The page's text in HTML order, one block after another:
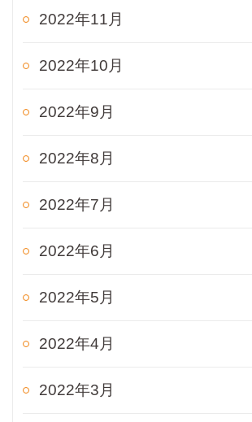
2022年11月
2022年10月
2022年9月
2022年8月
2022年7月
2022年6月
2022年5月
2022年4月
2022年3月